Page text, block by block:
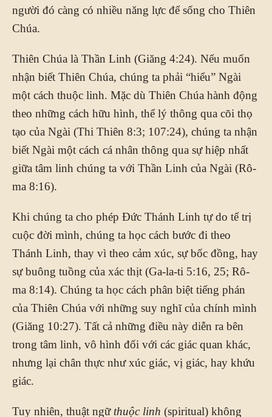
người đó càng có nhiều năng lực để sống cho Thiên
Chúa.
Thiên Chúa là Thần Linh (Giăng 4:24). Nếu muốn
nhận biết Thiên Chúa, chúng ta phải “hiểu” Ngài
một cách thuộc linh. Mặc dù Thiên Chúa hành động
theo những cách hữu hình, thể lý thông qua cõi thọ
tạo của Ngài (Thi Thiên 8:3; 107:24), chúng ta nhận
biết Ngài một cách cá nhân thông qua sự hiệp nhất
giữa tâm linh chúng ta với Thần Linh của Ngài (Rô-
ma 8:16).
Khi chúng ta cho phép Đức Thánh Linh tự do tể trị
cuộc đời mình, chúng ta học cách bước đi theo
Thánh Linh, thay vì theo cảm xúc, sự bốc đồng, hay
sự buông tuồng của xác thịt (Ga-la-ti 5:16, 25; Rô-
ma 8:14). Chúng ta học cách phân biệt tiếng phán
của Thiên Chúa với những suy nghĩ của chính mình
(Giăng 10:27). Tất cả những điều này diễn ra bên
trong tâm linh, vô hình đối với các giác quan khác,
nhưng lại chân thực như xúc giác, vị giác, hay khứu
giác.
Tuy nhiên, thuật ngữ thuộc linh (spiritual) không